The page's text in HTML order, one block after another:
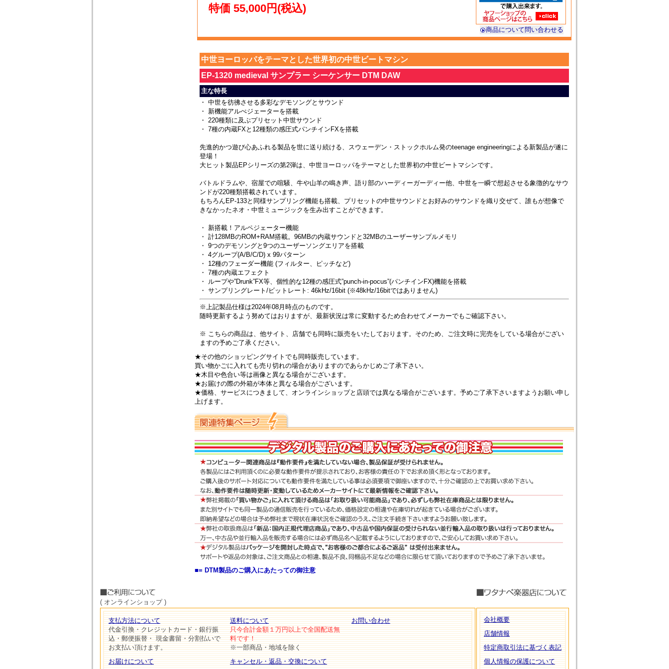
商品について問い合わせる
特価 55,000円(税込)
中世ヨーロッパをテーマとした世界初の中世ビートマシン
EP-1320 medieval サンプラー シーケンサー DTM DAW
主な特長
・ 中世を彷彿させる多彩なデモソングとサウンド
・ 新機能アルぺジェーターを搭載
・ 220種類に及ぶプリセット中世サウンド
・ 7種の内蔵FXと12種類の感圧式パンチインFXを搭載
先進的かつ遊び心あふれる製品を世に送り続ける、スウェーデン・ストックホルム発のteenage engineeringによる新製品が遂に
登場！
大ヒット製品EPシリーズの第2弾は、中世ヨーロッパをテーマとした世界初の中世ビートマシンです。
バトルドラムや、宿屋での喧騒、牛や山羊の鳴き声、語り部のハーディーガーディー他、中世を一瞬で想起させる象徴的なサウ
ンドが220種類搭載されています。
もちろんEP-133と同様サンプリング機能も搭載、プリセットの中世サウンドとお好みのサウンドを織り交ぜて、誰もが想像で
きなかったネオ・中世ミュージックを生み出すことができます。
・ 新搭載！アルペジェーター機能
・ 計128MBのROM+RAM搭載。96MBの内蔵サウンドと32MBのユーザーサンプルメモリ
・ 9つのデモソングと9つのユーザーソングエリアを搭載
・ 4グループ(A/B/C/D) x 99パターン
・ 12種のフェーダー機能 (フィルター、ピッチなど)
・ 7種の内蔵エフェクト
・ ループや”Drunk”FX等、個性的な12種の感圧式”punch-in-pocus”(パンチインFX)機能を搭載
・ サンプリングレート/ビットレート: 46kHz/16bit (※48kHz/16bitではありません)
※上記製品仕様は2024年08月時点のものです。
随時更新するよう努めてはおりますが、最新状況は常に変動するため合わせてメーカーでもご確認下さい。
※ こちらの商品は、他サイト、店舗でも同時に販売をいたしております。そのため、ご注文時に完売をしている場合がござい
ますの予めご了承ください。
★その他のショッピングサイトでも同時販売しています。
買い物かごに入れても売り切れの場合がありますのであらかじめご了承下さい。
★木目や色合い等は画像と異なる場合がございます。
★お届けの際の外箱が本体と異なる場合がございます。
★価格、サービスにつきまして、オンラインショップと店頭では異なる場合がございます。予めご了承下さいますようお願い申し
上げます。
■= DTM製品のご購入にあたっての御注意
( オンラインショップ )
支払方法について
代金引換・クレジットカード・銀行振
込・郵便振替・ 現金書留・分割払いで
お支払い頂けます。
お届けについて
送料について
只今合計金額１万円以上で全国配送無
料です！
※一部商品・地域を除く
キャンセル・返品・交換について
お問い合わせ
会社概要
店舗情報
特定商取引法に基づく表記
個人情報の保護について